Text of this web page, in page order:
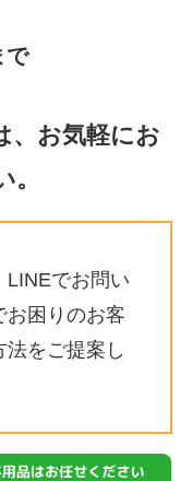
で
、お気軽にお
LINEでお問い
お困りのお客
をご提案し